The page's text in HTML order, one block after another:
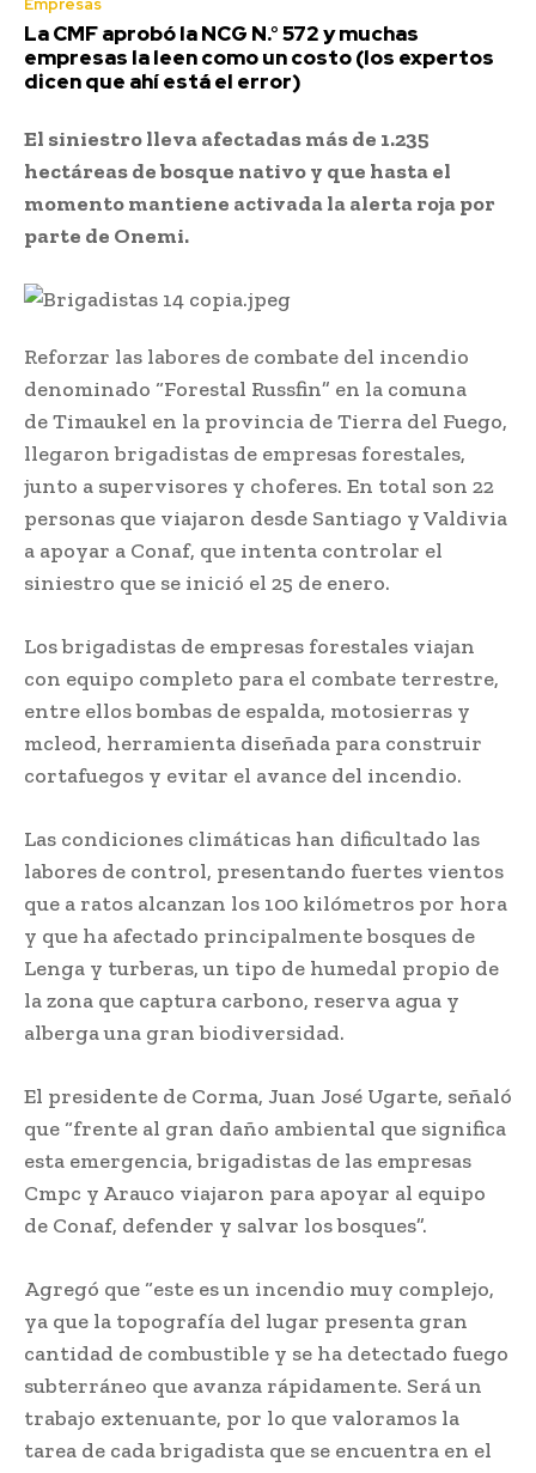
Empresas
La CMF aprobó la NCG N.° 572 y muchas
empresas la leen como un costo (los expertos
dicen que ahí está el error)
El siniestro lleva afectadas más de 1.235
hectáreas de bosque nativo y que hasta el
momento mantiene activada la alerta roja por
parte de Onemi.
Reforzar las labores de combate del incendio
denominado “Forestal Russfin” en la comuna
de Timaukel en la provincia de Tierra del Fuego,
llegaron brigadistas de empresas forestales,
junto a supervisores y choferes. En total son 22
personas que viajaron desde Santiago y Valdivia
a apoyar a Conaf, que intenta controlar el
siniestro que se inició el 25 de enero.
Los brigadistas de empresas forestales viajan
con equipo completo para el combate terrestre,
entre ellos bombas de espalda, motosierras y
mcleod, herramienta diseñada para construir
cortafuegos y evitar el avance del incendio.
Las condiciones climáticas han dificultado las
labores de control, presentando fuertes vientos
que a ratos alcanzan los 100 kilómetros por hora
y que ha afectado principalmente bosques de
Lenga y turberas, un tipo de humedal propio de
la zona que captura carbono, reserva agua y
alberga una gran biodiversidad.
El presidente de Corma, Juan José Ugarte, señaló
que “frente al gran daño ambiental que significa
esta emergencia, brigadistas de las empresas
Cmpc y Arauco viajaron para apoyar al equipo
de Conaf, defender y salvar los bosques”.
Agregó que “este es un incendio muy complejo,
ya que la topografía del lugar presenta gran
cantidad de combustible y se ha detectado fuego
subterráneo que avanza rápidamente. Será un
trabajo extenuante, por lo que valoramos la
tarea de cada brigadista que se encuentra en el